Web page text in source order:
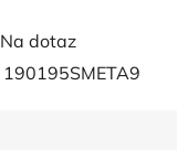
Na dotaz
190195SMETA9